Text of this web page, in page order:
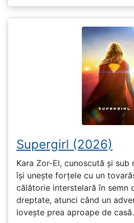
Supergirl (2026)
Kara Zor-El, cunoscută și sub
își unește forțele cu un
călătorie interstelară în semn
dreptate, atunci când un
lovește prea aproape de casă.